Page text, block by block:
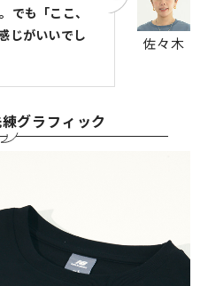
佐々木
でも「ここ、
じがいいでし
グラフィック